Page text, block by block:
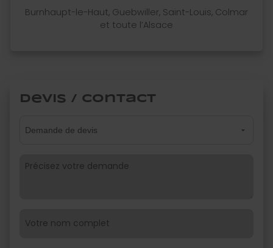
Burnhaupt-le-Haut, Guebwiller, Saint-Louis, Colmar
et toute l’Alsace
Devis / Contact